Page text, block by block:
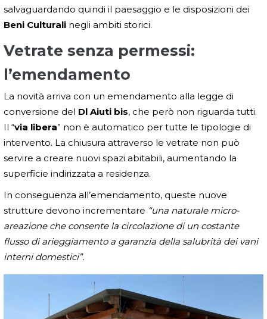
salvaguardando quindi il paesaggio e le disposizioni dei
Beni Culturali negli ambiti storici.
Vetrate senza permessi:
l’emendamento
La novità arriva con un emendamento alla legge di
conversione del Dl Aiuti bis, che però non riguarda tutti.
Il “via libera” non è automatico per tutte le tipologie di
intervento. La chiusura attraverso le vetrate non può
servire a creare nuovi spazi abitabili, aumentando la
superficie indirizzata a residenza.
In conseguenza all’emendamento, queste nuove
strutture devono incrementare “una naturale micro-
areazione che consente la circolazione di un costante
flusso di arieggiamento a garanzia della salubrità dei vani
interni domestici”.